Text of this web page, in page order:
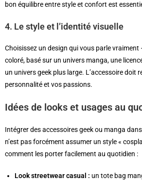
bon équilibre entre style et confort est
4. Le style et l’identité visuelle
Choisissez un design qui vous parle vraiment
coloré, basé sur un univers manga, une
un univers geek plus large. L’accessoire doit
personnalité et vos passions.
Idées de looks et usages au
Intégrer des accessoires geek ou manga
n’est pas forcément assumer un style «
comment les porter facilement au quotidien :
Look streetwear casual : un tote bag